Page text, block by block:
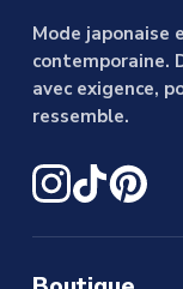
Mode japonaise
contemporaine.
avec exigence,
ressemble.